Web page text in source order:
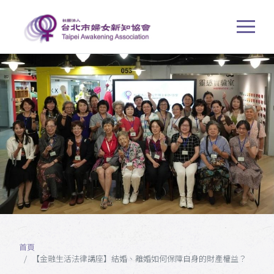
首頁
【金融生活法律講座】結婚、離婚如何保障自身的財產權益？